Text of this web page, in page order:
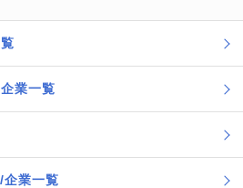
業一覧
企業一覧